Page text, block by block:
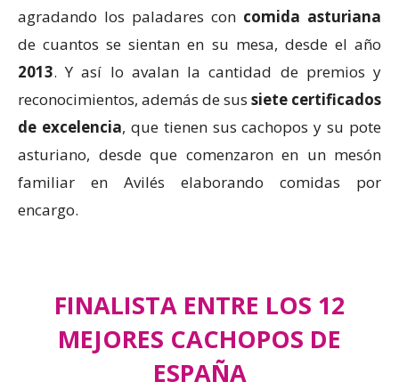
agradando los paladares con comida asturiana
de cuantos se sientan en su mesa, desde el año
2013. Y así lo avalan la cantidad de premios y
reconocimientos, además de sus siete certificados
de excelencia, que tienen sus cachopos y su pote
asturiano, desde que comenzaron en un mesón
familiar en Avilés elaborando comidas por
encargo.
FINALISTA ENTRE LOS 12
MEJORES CACHOPOS DE
ESPAÑA